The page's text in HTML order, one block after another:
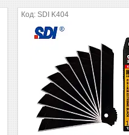
SDI K404